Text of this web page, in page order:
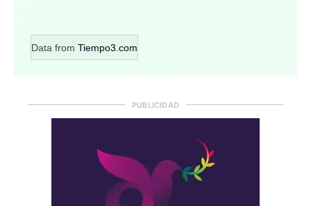
Data from Tiempo3.com
PUBLICIDAD